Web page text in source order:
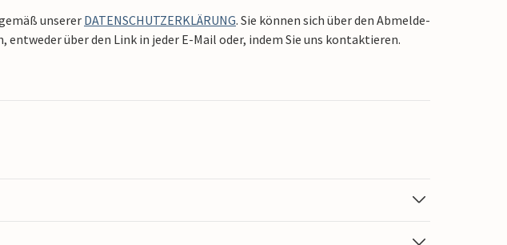
unserer DATENSCHUTZERKLÄRUNG. Sie können sich über den Abmelde-
über den Link in jeder E-Mail oder, indem Sie uns kontaktieren.